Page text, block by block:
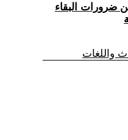
ضرورات البقاء
واللغات